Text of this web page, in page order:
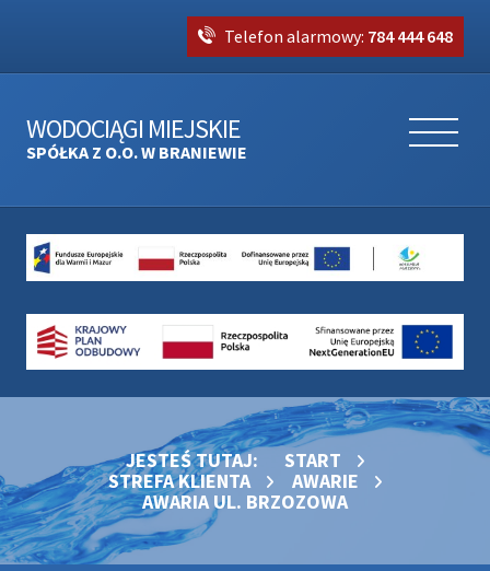
Telefon alarmowy: 784 444 648
WODOCIĄGI MIEJSKIE
SPÓŁKA Z O.O. W BRANIEWIE
JESTEŚ TUTAJ:
START
STREFA KLIENTA
AWARIE
AWARIA UL. BRZOZOWA